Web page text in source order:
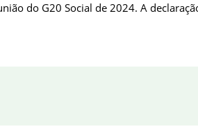
do G20 Social de 2024. A